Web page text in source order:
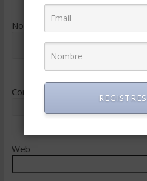
Nombre
Correo electrónico
Web